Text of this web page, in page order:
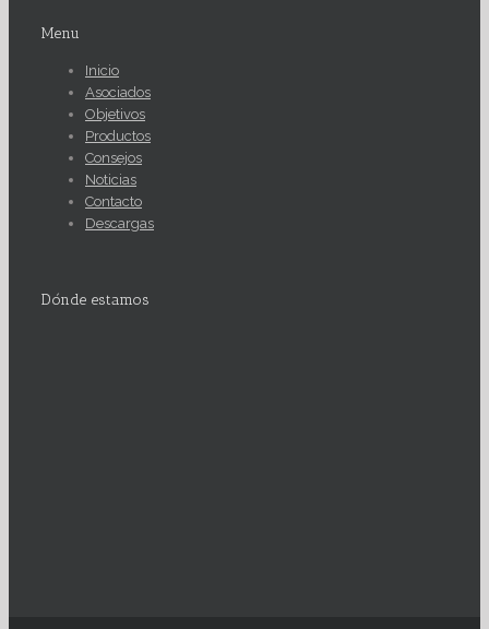
Menu
Inicio
Asociados
Objetivos
Productos
Consejos
Noticias
Contacto
Descargas
Dónde estamos